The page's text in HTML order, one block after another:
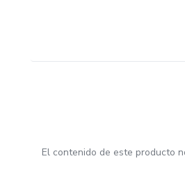
El contenido de este producto